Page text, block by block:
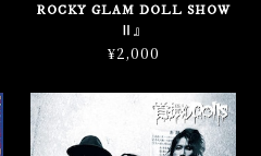
ROCKY GLAM DOLL SHOW
Ⅱ』
¥2,000